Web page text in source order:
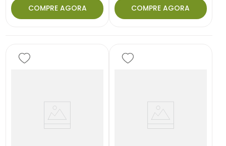
COMPRE AGORA COMPRE AGORA